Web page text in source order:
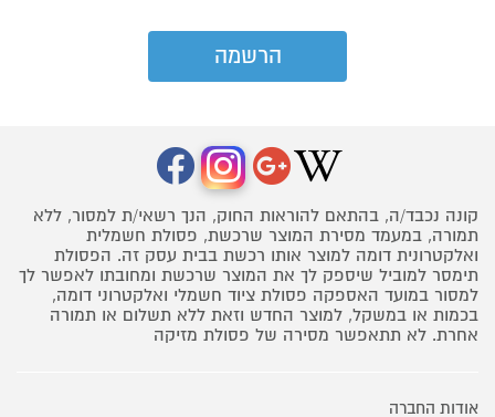
קונה נכבד/ה, בהתאם להוראות החוק, הנך רשאי/ת למסור, ללא
תמורה, במעמד מסירת המוצר שרכשת, פסולת חשמלית
ואלקטרונית דומה למוצר אותו רכשת בבית עסק זה. הפסולת
תימסר למוביל שיספק לך את המוצר שרכשת ומחובתו לאפשר לך
למסור במועד האספקה פסולת ציוד חשמלי ואלקטרוני דומה,
בכמות או במשקל, למוצר החדש וזאת ללא תשלום או תמורה
אחרת. לא תתאפשר מסירה של פסולת מזיקה
אודות החברה